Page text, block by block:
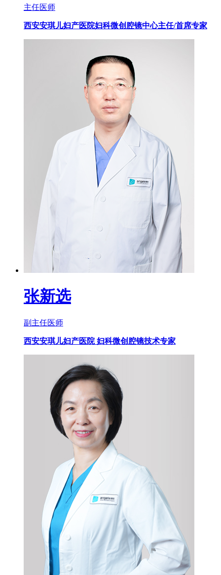
主任医师
西安安琪儿妇产医院妇科微创腔镜中心主任/首席专家
张新选
副主任医师
西安安琪儿妇产医院 妇科微创腔镜技术专家